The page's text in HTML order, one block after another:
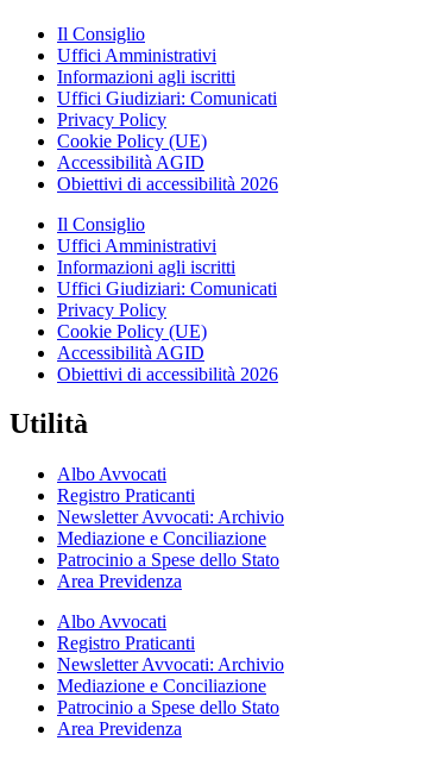
Il Consiglio
Uffici Amministrativi
Informazioni agli iscritti
Uffici Giudiziari: Comunicati
Privacy Policy
Cookie Policy (UE)
Accessibilità AGID
Obiettivi di accessibilità 2026
Il Consiglio
Uffici Amministrativi
Informazioni agli iscritti
Uffici Giudiziari: Comunicati
Privacy Policy
Cookie Policy (UE)
Accessibilità AGID
Obiettivi di accessibilità 2026
Utilità
Albo Avvocati
Registro Praticanti
Newsletter Avvocati: Archivio
Mediazione e Conciliazione
Patrocinio a Spese dello Stato
Area Previdenza
Albo Avvocati
Registro Praticanti
Newsletter Avvocati: Archivio
Mediazione e Conciliazione
Patrocinio a Spese dello Stato
Area Previdenza